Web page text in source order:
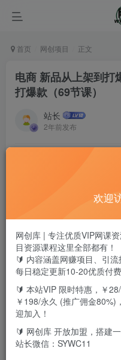
首页 网创项目 正文
电商 新品从上架到打
打爆款（69节课）
站长
2年前发布
课程内容：01无界关键词
阶段02.mp403无界关键词
心重点计划框架
02.mp406无界关键词核心
欢迎
网创库 | 专注优质VIP网课
目资源课程这里全部都有！
🔰 内容涵盖网赚项目、引
每日稳定更新10-20优质付
🔰 本站VIP 限时特惠，￥
￥198/永久 (推广佣金80%)
迎加入！
🔰 网创库 开放加盟，搭建
站长微信：SYWC11